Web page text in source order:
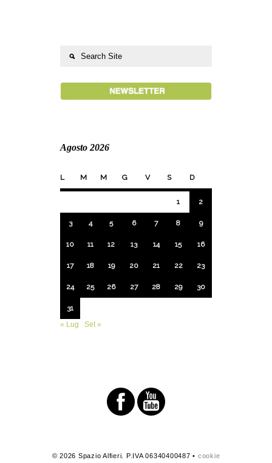
Agosto 2026
L M M G V S D
1 2
3 4 5 6 7 8 9
10 11 12 13 14 15 16
17 18 19 20 21 22 23
24 25 26 27 28 29 30
31
« Lug
Set »
© 2026 Spazio Alfieri. P.IVA 06340400487 • cookie